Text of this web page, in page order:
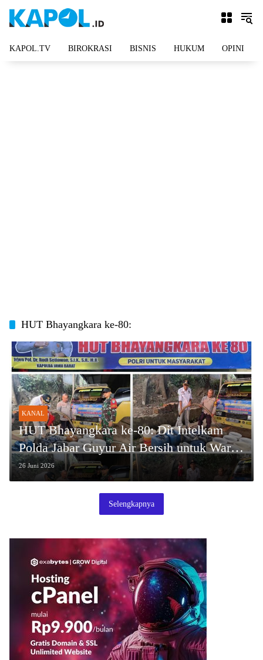
KAPOL.TV BIROKRASI BISNIS HUKUM OPINI
HUT Bhayangkara ke-80:
KANAL
HUT Bhayangkara ke-80: Dit Intelkam
Polda Jabar Guyur Air Bersih untuk Warga
KBB yang Kekeringan
26 Juni 2026
Selengkapnya